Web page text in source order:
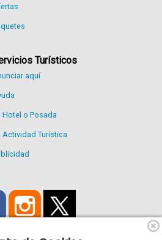
Turísticos
aquí
Hotel o Posada
Actividad Turística